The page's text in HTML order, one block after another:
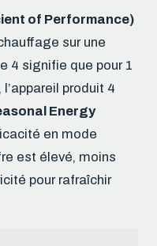
of Performance)
sur une
4 signifie que pour 1
produit 4
Energy
en mode
est élevé, moins
pour rafraîchir